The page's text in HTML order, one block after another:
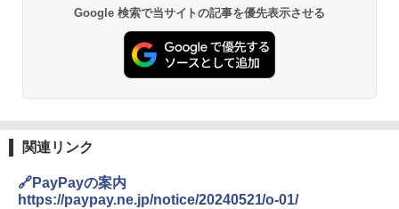
Google 検索で当サイトの記事を優先表示させる
関連リンク
🔗PayPayの案内
https://paypay.ne.jp/notice/20240521/o-01/